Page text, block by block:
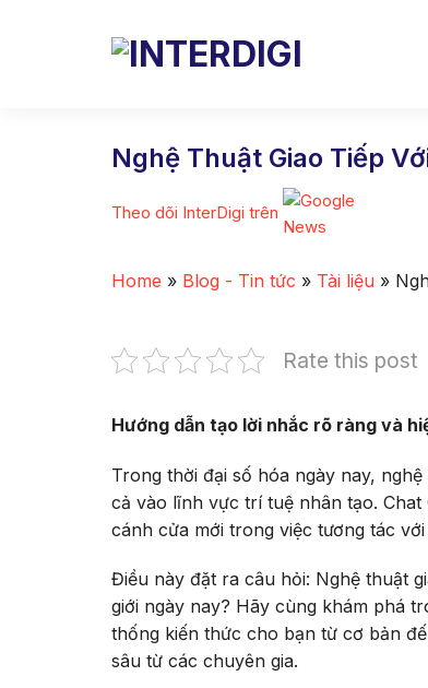
Nghệ Thuật Giao Tiếp
Theo dõi InterDigi trên
Home » Blog - Tin tức » Tài liệu »
Rate this post
Hướng dẫn tạo lời nhắc rõ ràng và
Trong thời đại số hóa ngày nay,
cả vào lĩnh vực trí tuệ nhân tạo.
cánh cửa mới trong việc tương tác
Điều này đặt ra câu hỏi: Nghệ thuật
giới ngày nay? Hãy cùng khám phá
thống kiến thức cho bạn từ cơ bản
sâu từ các chuyên gia.